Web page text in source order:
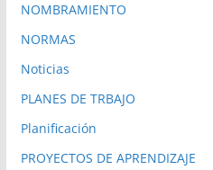
NOMBRAMIENTO
NORMAS
Noticias
PLANES DE TRBAJO
Planificación
PROYECTOS DE APRENDIZAJE